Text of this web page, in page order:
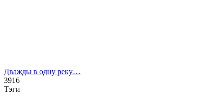
Дважды в одну реку…
3916
Тэги